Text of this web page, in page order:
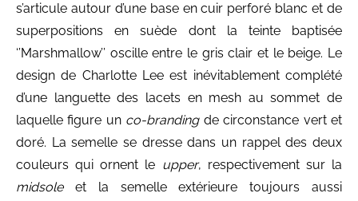
s’articule autour d’une base en cuir perforé blanc et de
superpositions en suède dont la teinte baptisée
‘’Marshmallow’’ oscille entre le gris clair et le beige. Le
design de Charlotte Lee est inévitablement complété
d’une languette des lacets en mesh au sommet de
laquelle figure un co-brandingde circonstance vert et
doré. La semelle se dresse dans un rappel des deux
couleurs qui ornent le upper, respectivement sur la
midsoleet la semelle extérieure toujours aussi